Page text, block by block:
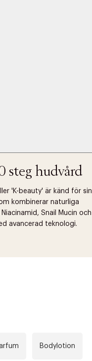
steg hudvård
'K-beauty' är känd för sin
kombinerar naturliga
Snail Mucin och
avancerad teknologi.
Bodylotion